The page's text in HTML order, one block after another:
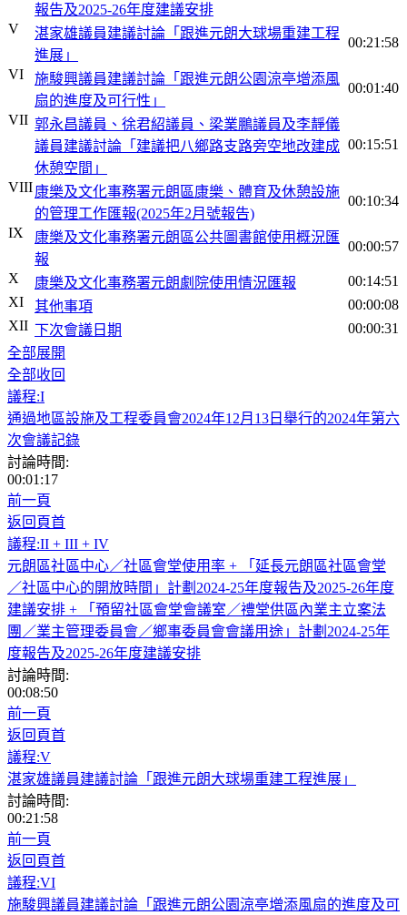
報告及2025-26年度建議安排
V
湛家雄議員建議討論「跟進元朗大球場重建工程
進展」
00:21:58
VI
施駿興議員建議討論「跟進元朗公園涼亭增添風
扇的進度及可行性」
00:01:40
VII 郭永昌議員、徐君紹議員、梁業鵬議員及李靜儀
議員建議討論「建議把八鄉路支路旁空地改建成
休憩空間」
00:15:51
VIII康樂及文化事務署元朗區康樂、體育及休憩設施
的管理工作匯報(2025年2月號報告)
00:10:34
IX
康樂及文化事務署元朗區公共圖書館使用概況匯
報
00:00:57
X 康樂及文化事務署元朗劇院使用情況匯報
00:14:51
XI
其他事項
00:00:08
XII 下次會議日期
00:00:31
全部展開
全部收回
議程:I
通過地區設施及工程委員會2024年12月13日舉行的2024年第六
次會議記錄
討論時間:
00:01:17
前一頁
返回頁首
議程:II + III + IV
元朗區社區中心／社區會堂使用率 + 「延長元朗區社區會堂
／社區中心的開放時間」計劃2024-25年度報告及2025-26年度
建議安排 + 「預留社區會堂會議室／禮堂供區內業主立案法
團／業主管理委員會／鄉事委員會會議用途」計劃2024-25年
度報告及2025-26年度建議安排
討論時間:
00:08:50
前一頁
返回頁首
議程:V
湛家雄議員建議討論「跟進元朗大球場重建工程進展」
討論時間:
00:21:58
前一頁
返回頁首
議程:VI
施駿興議員建議討論「跟進元朗公園涼亭增添風扇的進度及可